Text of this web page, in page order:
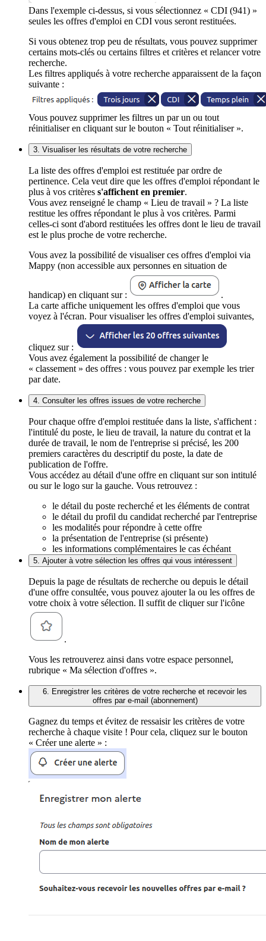
Dans l'exemple ci-dessus, si vous sélectionnez « CDI (941) »
seules les offres d'emploi en CDI vous seront restituées.
Si vous obtenez trop peu de résultats, vous pouvez supprimer
certains mots-clés ou certains filtres et critères et relancer votre
recherche.
Les filtres appliqués à votre recherche apparaissent de la façon
suivante :
Vous pouvez supprimer les filtres un par un ou tout
réinitialiser en cliquant sur le bouton « Tout réinitialiser ».
3. Visualiser les résultats de votre recherche
La liste des offres d'emploi est restituée par ordre de
pertinence. Cela veut dire que les offres d'emploi répondant le
plus à vos critères s'affichent en premier.
Vous avez renseigné le champ « Lieu de travail » ? La liste
restitue les offres répondant le plus à vos critères. Parmi
celles-ci sont d'abord restituées les offres dont le lieu de travail
est le plus proche de votre recherche.
Vous avez la possibilité de visualiser ces offres d'emploi via
Mappy (non accessible aux personnes en situation de
handicap) en cliquant sur :
.
La carte affiche uniquement les offres d'emploi que vous
voyez à l'écran. Pour visualiser les offres d'emploi suivantes,
cliquez sur :
Vous avez également la possibilité de changer le
« classement » des offres : vous pouvez par exemple les trier
par date.
4. Consulter les offres issues de votre recherche
Pour chaque offre d'emploi restituée dans la liste, s'affichent :
l'intitulé du poste, le lieu de travail, la nature du contrat et la
durée de travail, le nom de l'entreprise si précisé, les 200
premiers caractères du descriptif du poste, la date de
publication de l'offre.
Vous accédez au détail d'une offre en cliquant sur son intitulé
ou sur le logo sur la gauche. Vous retrouvez :
le détail du poste recherché et les éléments de contrat
le détail du profil du candidat recherché par l'entreprise
les modalités pour répondre à cette offre
la présentation de l'entreprise (si présente)
les informations complémentaires le cas échéant
5. Ajouter à votre sélection les offres qui vous intéressent
Depuis la page de résultats de recherche ou depuis le détail
d'une offre consultée, vous pouvez ajouter la ou les offres de
votre choix à votre sélection. Il suffit de cliquer sur l'icône
.
Vous les retrouverez ainsi dans votre espace personnel,
rubrique « Ma sélection d'offres ».
6. Enregistrer les critères de votre recherche et recevoir les
offres par e-mail (abonnement)
Gagnez du temps et évitez de ressaisir les critères de votre
recherche à chaque visite ! Pour cela, cliquez sur le bouton
« Créer une alerte » :